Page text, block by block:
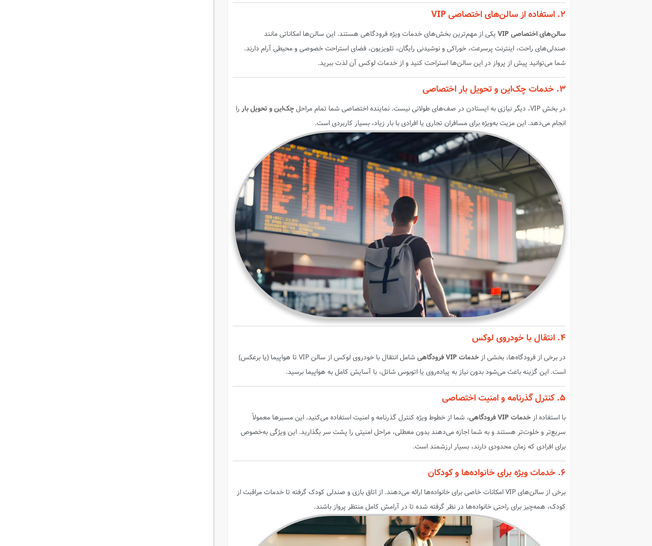
۲. استفاده از سالن‌های اختصاصی VIP
سالن‌های اختصاصی VIP
یکی از مهم‌ترین بخش‌های خدمات ویژه فرودگاهی هستند. این سالن‌ها امکاناتی مانند
صندلی‌های راحت، اینترنت پرسرعت، خوراکی و نوشیدنی رایگان، تلویزیون، فضای استراحت خصوصی و محیطی آرام دارند.
شما می‌توانید پیش از پرواز در این سالن‌ها استراحت کنید و از خدمات لوکس آن لذت ببرید.
۳. خدمات چک‌این و تحویل بار اختصاصی
در بخش VIP، دیگر نیازی به ایستادن در صف‌های طولانی نیست. نماینده اختصاصی شما تمام مراحل چک‌این و تحویل بار را
انجام می‌دهد. این مزیت به‌ویژه برای مسافران تجاری یا افرادی با بار زیاد، بسیار کاربردی است.
۴. انتقال با خودروی لوکس
در برخی از فرودگاه‌ها، بخشی از خدمات VIP فرودگاهی
شامل انتقال با خودروی لوکس از سالن VIP تا هواپیما (یا برعکس)
است. این گزینه باعث می‌شود بدون نیاز به پیاده‌روی یا اتوبوس شاتل، با آسایش کامل به هواپیما برسید.
۵. کنترل گذرنامه و امنیت اختصاصی
با استفاده از خدمات VIP فرودگاهی
، شما از خطوط ویژه کنترل گذرنامه و امنیت استفاده می‌کنید. این مسیرها معمولاً
سریع‌تر و خلوت‌تر هستند و به شما اجازه می‌دهند بدون معطلی، مراحل امنیتی را پشت سر بگذارید. این ویژگی به‌خصوص
برای افرادی که زمان محدودی دارند، بسیار ارزشمند است.
۶. خدمات ویژه برای خانواده‌ها و کودکان
برخی از سالن‌های VIP امکانات خاصی برای خانواده‌ها ارائه می‌دهند. از اتاق بازی و صندلی کودک گرفته تا خدمات مراقبت از
کودک، همه‌چیز برای راحتی خانواده‌ها در نظر گرفته شده تا در آرامش کامل منتظر پرواز باشند.